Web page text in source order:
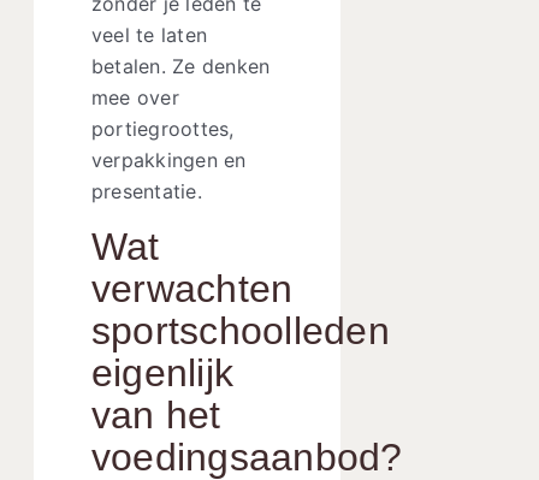
veel te laten
betalen. Ze denken
mee over
portiegroottes,
verpakkingen en
presentatie.
Wat
verwachten
sportschoolleden
eigenlijk
van het
voedingsaanbod?